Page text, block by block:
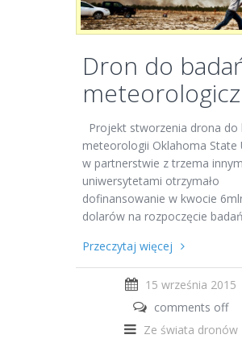
Dron do
Projekt stworzenia drona do
meteorologii Oklahoma State
w partnerstwie z trzema
uniwersytetami otrzymało
dofinansowanie w kwocie
dolarów na rozpoczęcie
Przeczytaj więcej
15 września 2015
comments off
Ze świata dronów